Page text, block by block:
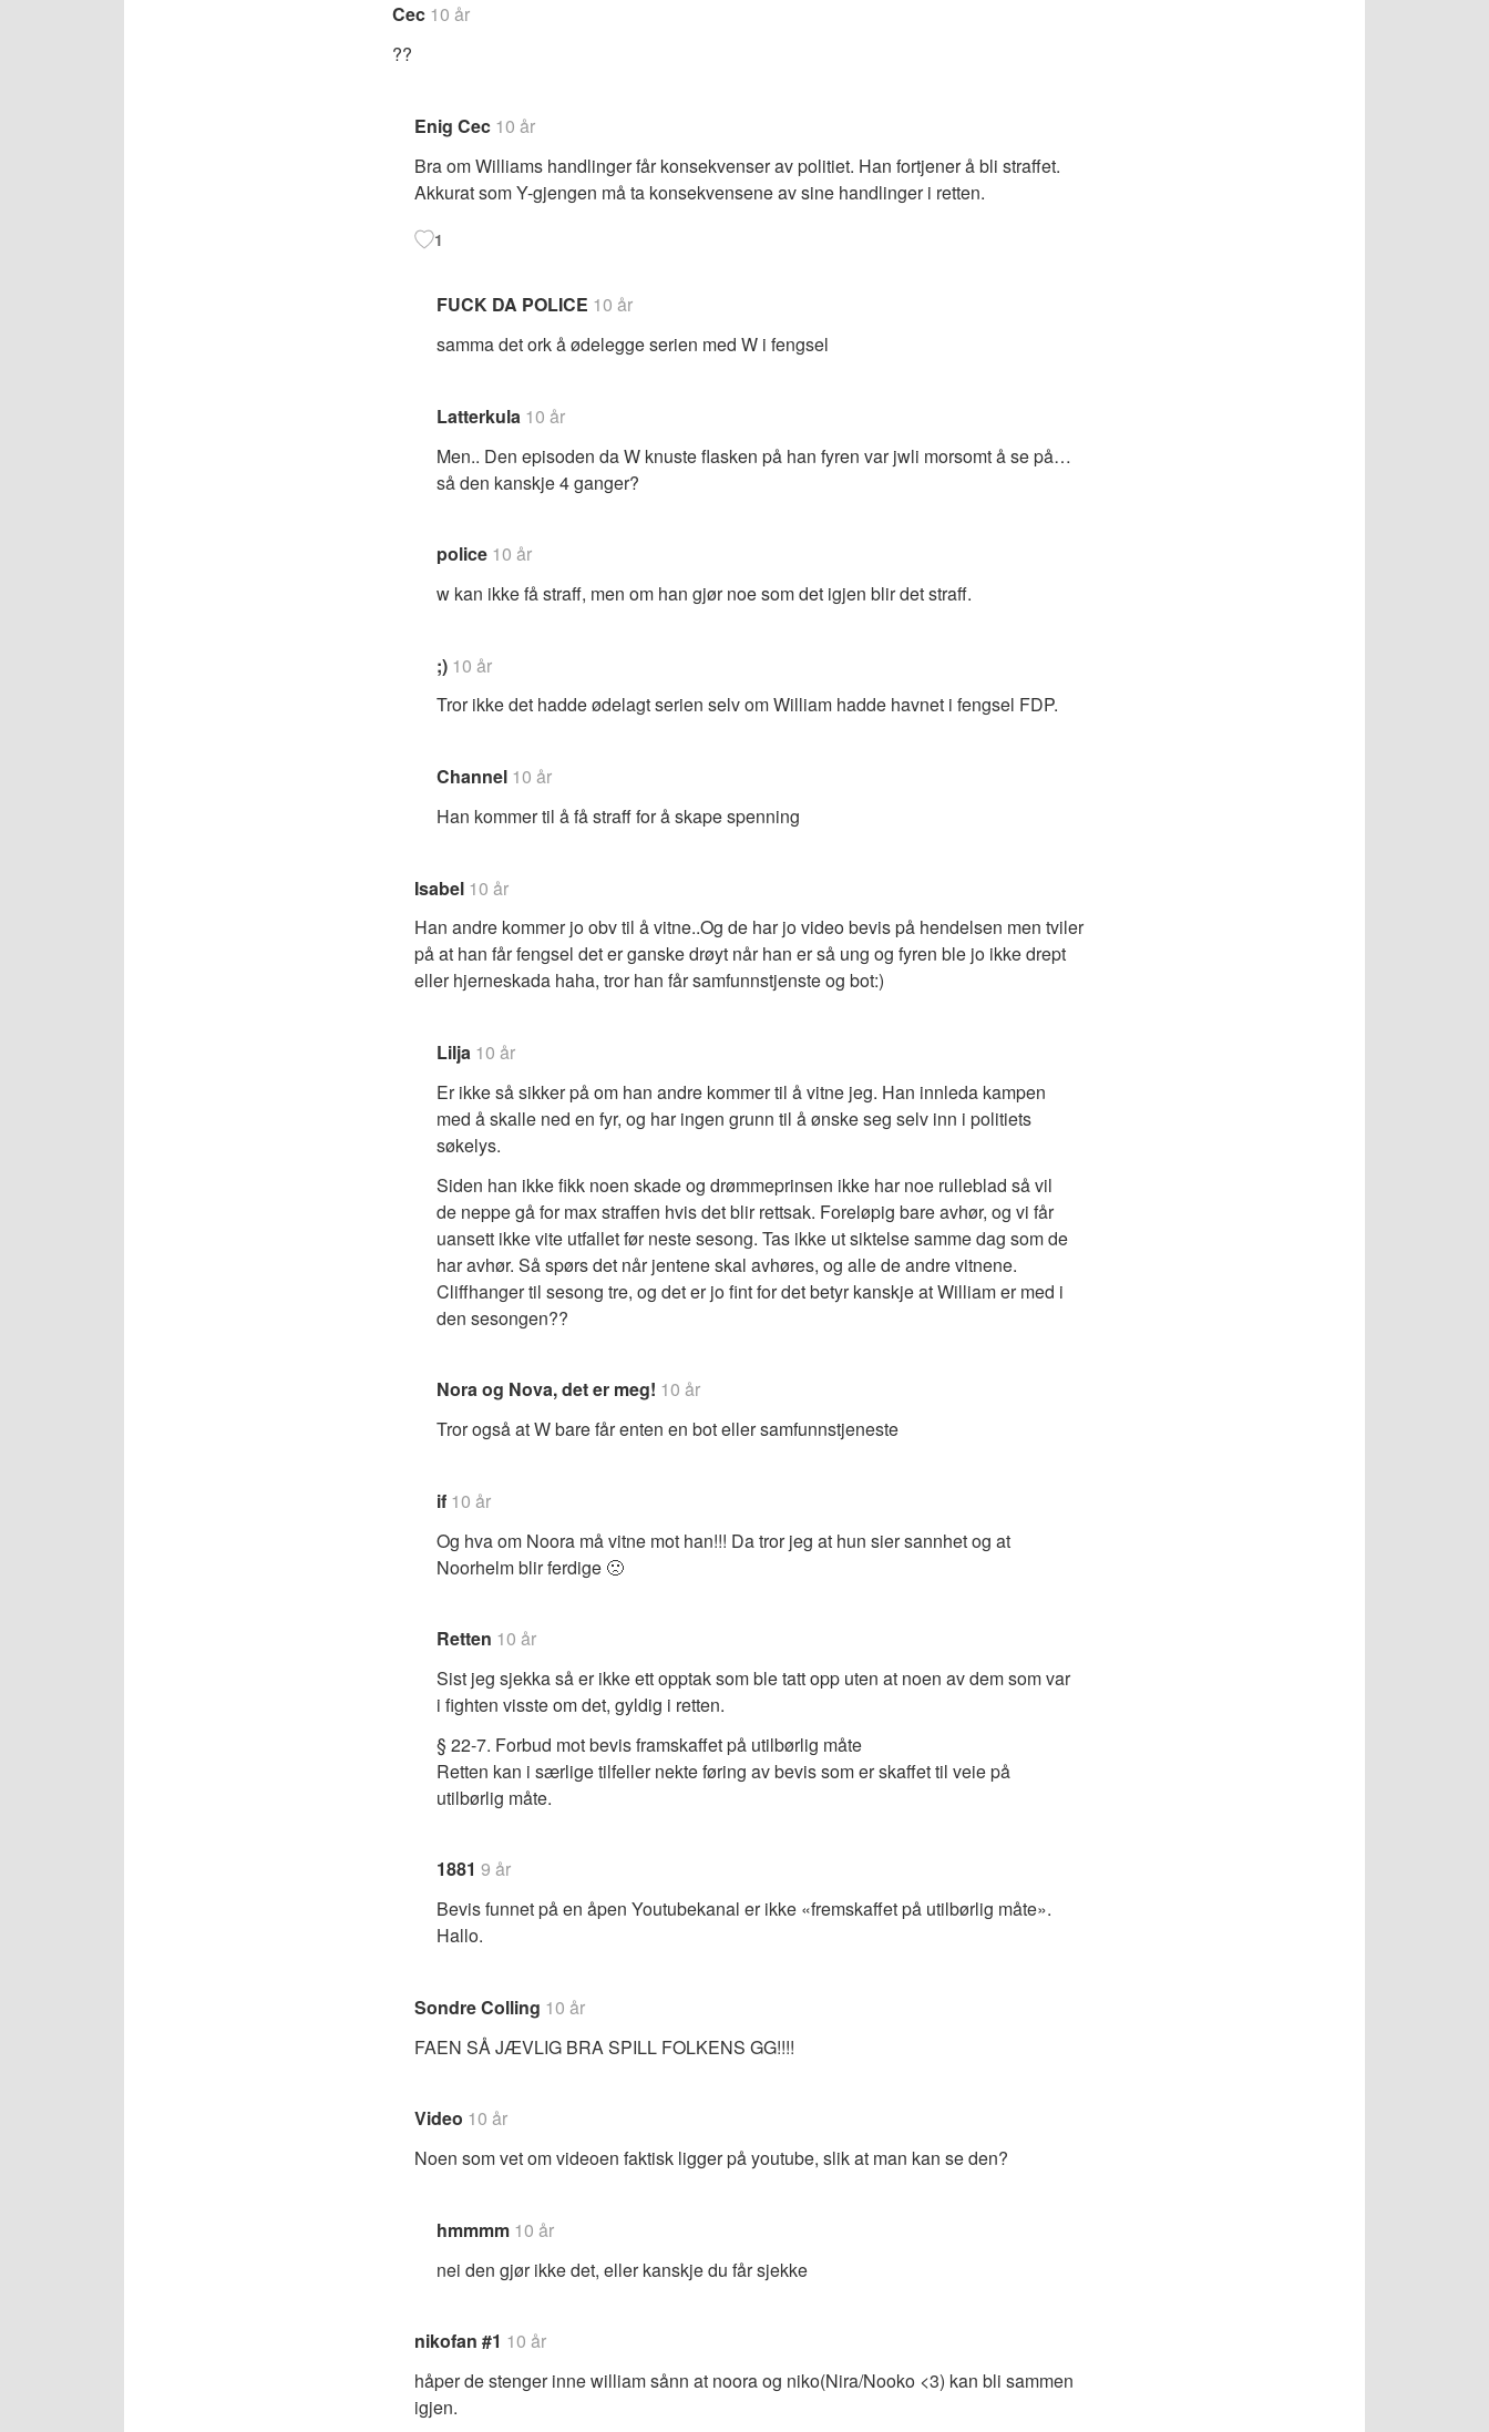
kommentarer
Cec 10 år
??
Enig Cec 10 år
Bra om Williams handlinger får konsekvenser av politiet. Han fortjener å bli straffet.
Akkurat som Y-gjengen må ta konsekvensene av sine handlinger i retten.
1
FUCK DA POLICE 10 år
samma det ork å ødelegge serien med W i fengsel
Latterkula 10 år
Men.. Den episoden da W knuste flasken på han fyren var jwli morsomt å se på…
så den kanskje 4 ganger?
police 10 år
w kan ikke få straff, men om han gjør noe som det igjen blir det straff.
;) 10 år
Tror ikke det hadde ødelagt serien selv om William hadde havnet i fengsel FDP.
Channel 10 år
Han kommer til å få straff for å skape spenning
Isabel 10 år
Han andre kommer jo obv til å vitne..Og de har jo video bevis på hendelsen men tviler
på at han får fengsel det er ganske drøyt når han er så ung og fyren ble jo ikke drept
eller hjerneskada haha, tror han får samfunnstjenste og bot:)
Lilja 10 år
Er ikke så sikker på om han andre kommer til å vitne jeg. Han innleda kampen
med å skalle ned en fyr, og har ingen grunn til å ønske seg selv inn i politiets
søkelys.
Siden han ikke fikk noen skade og drømmeprinsen ikke har noe rulleblad så vil
de neppe gå for max straffen hvis det blir rettsak. Foreløpig bare avhør, og vi får
uansett ikke vite utfallet før neste sesong. Tas ikke ut siktelse samme dag som de
har avhør. Så spørs det når jentene skal avhøres, og alle de andre vitnene.
Cliffhanger til sesong tre, og det er jo fint for det betyr kanskje at William er med i
den sesongen??
Nora og Nova, det er meg! 10 år
Tror også at W bare får enten en bot eller samfunnstjeneste
if 10 år
Og hva om Noora må vitne mot han!!! Da tror jeg at hun sier sannhet og at
Noorhelm blir ferdige 🙁
Retten 10 år
Sist jeg sjekka så er ikke ett opptak som ble tatt opp uten at noen av dem som var
i fighten visste om det, gyldig i retten.
§ 22-7. Forbud mot bevis framskaffet på utilbørlig måte
Retten kan i særlige tilfeller nekte føring av bevis som er skaffet til veie på
utilbørlig måte.
1881 9 år
Bevis funnet på en åpen Youtubekanal er ikke «fremskaffet på utilbørlig måte».
Hallo.
Sondre Colling 10 år
FAEN SÅ JÆVLIG BRA SPILL FOLKENS GG!!!!
Video 10 år
Noen som vet om videoen faktisk ligger på youtube, slik at man kan se den?
hmmmm 10 år
nei den gjør ikke det, eller kanskje du får sjekke
nikofan #1 10 år
håper de stenger inne william sånn at noora og niko(Nira/Nooko <3) kan bli sammen
igjen.